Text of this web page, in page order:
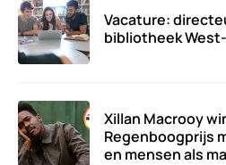
Vacature:
bibliotheek
Xillan Macrooy
Regenboogprijs
en mensen als